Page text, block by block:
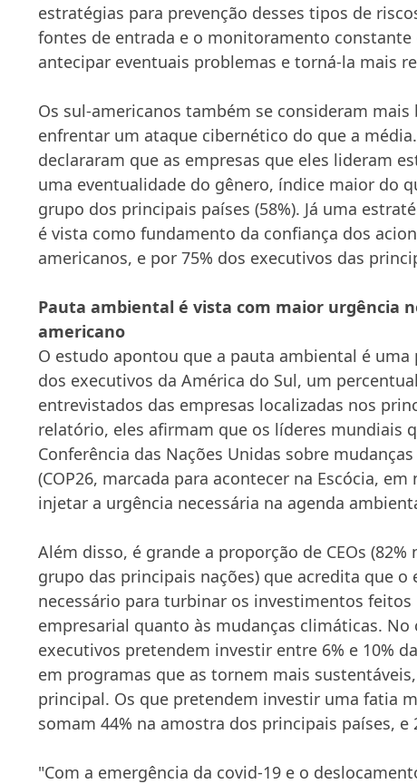
estratégias para prevenção desses tipos de
fontes de entrada e o monitoramento constante
antecipar eventuais problemas e torná-la mais
Os sul-americanos também se consideram mais
enfrentar um ataque cibernético do que a média.
declararam que as empresas que eles lideram
uma eventualidade do gênero, índice maior do
grupo dos principais países (58%). Já uma
é vista como fundamento da confiança dos
americanos, e por 75% dos executivos das
Pauta ambiental é vista com maior urgência
americano
O estudo apontou que a pauta ambiental é uma
dos executivos da América do Sul, um
entrevistados das empresas localizadas nos
relatório, eles afirmam que os líderes mundiais
Conferência das Nações Unidas sobre
(COP26, marcada para acontecer na Escócia,
injetar a urgência necessária na agenda
Além disso, é grande a proporção de CEOs
grupo das principais nações) que acredita que
necessário para turbinar os investimentos
empresarial quanto às mudanças climáticas. No
executivos pretendem investir entre 6% e 10%
em programas que as tornem mais
principal. Os que pretendem investir uma fatia
somam 44% na amostra dos principais países, e
"Com a emergência da covid-19 e o